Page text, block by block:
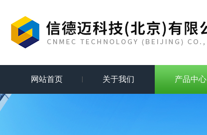
网站首页 关于我们 产品中心